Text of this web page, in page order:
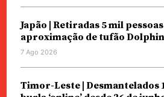
Japão | Retiradas 5 mil
aproximação de tufão Dolphin
7 Ago 2026
Timor-Leste | Desmantelados